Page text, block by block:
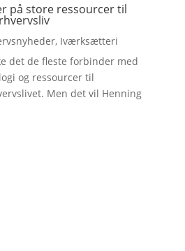
på store ressourcer til
, Iværksætteri
det de fleste forbinder med
og ressourcer til
Men det vil Henning